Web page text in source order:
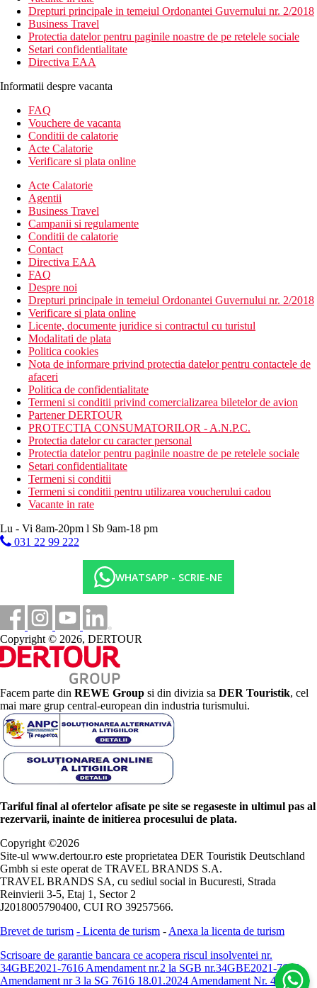
Drepturi principale in temeiul Ordonantei Guvernului nr. 2/2018
Business Travel
Protectia datelor pentru paginile noastre de pe retelele sociale
Setari confidentialitate
Directiva EAA
Informatii despre vacanta
FAQ
Vouchere de vacanta
Conditii de calatorie
Acte Calatorie
Verificare si plata online
Acte Calatorie
Agentii
Business Travel
Campanii si regulamente
Conditii de calatorie
Contact
Directiva EAA
FAQ
Despre noi
Drepturi principale in temeiul Ordonantei Guvernului nr. 2/2018
Verificare si plata online
Licente, documente juridice si contractul cu turistul
Modalitati de plata
Politica cookies
Nota de informare privind protectia datelor pentru contactele de
afaceri
Politica de confidentialitate
Termeni si conditii privind comercializarea biletelor de avion
Partener DERTOUR
PROTECTIA CONSUMATORILOR - A.N.P.C.
Protectia datelor cu caracter personal
Protectia datelor pentru paginile noastre de pe retelele sociale
Setari confidentialitate
Termeni si conditii
Termeni si conditii pentru utilizarea voucherului cadou
Vacante in rate
Lu - Vi 8am-20pm l Sb 9am-18 pm
031 22 99 222
WHATSAPP - SCRIE-NE
Copyright © 2026, DERTOUR
Facem parte din REWE Group si din divizia sa DER Touristik, cel
mai mare grup central-european din industria turismului.
Tariful final al ofertelor afisate pe site se regaseste in ultimul pas al
rezervarii, inainte de initierea procesului de plata.
Copyright ©2026
Site-ul www.dertour.ro este proprietatea DER Touristik Deutschland
Gmbh si este operat de TRAVEL BRANDS S.A.
TRAVEL BRANDS SA, cu sediul social in Bucuresti, Strada
Reinvierii 3-5, Etaj 1, Sector 2
J2018005790400, CUI RO 39257566.
Brevet de turism - Licenta de turism - Anexa la licenta de turism
Scrisoare de garantie bancara ce acopera riscul insolventei nr.
34GBE2021-7616 Amendament nr.2 la SGB nr.34GBE2021-7616
Amendament nr 3 la SG 7616 18.01.2024 Amendament Nr. 4 -